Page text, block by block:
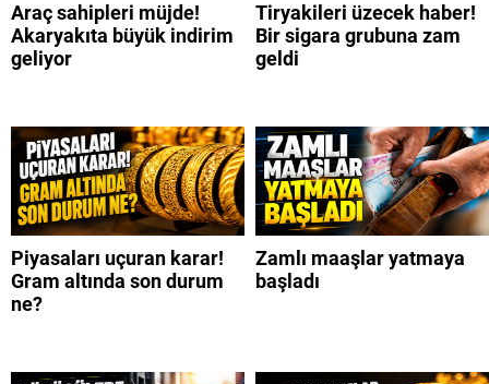
Araç sahipleri müjde!
Akaryakıta büyük indirim
geliyor
Tiryakileri üzecek haber!
Bir sigara grubuna zam
geldi
Piyasaları uçuran karar!
Gram altında son durum
ne?
Zamlı maaşlar yatmaya
başladı